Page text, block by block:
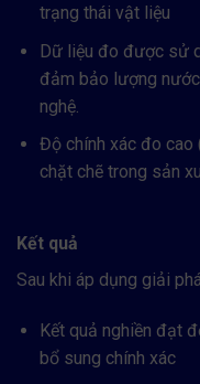
trạng thái vật liệu
Dữ liệu đo được sử
đảm bảo lượng
nghệ.
Độ chính xác đo cao
chặt chẽ trong sản
Kết quả
Sau khi áp dụng giải
Kết quả nghiền đạt
bổ sung chính xác